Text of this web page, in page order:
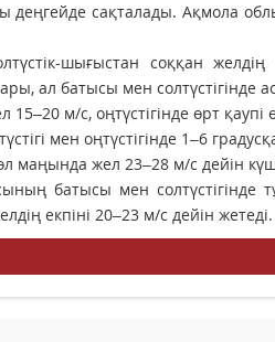
сақталады. Ақмола
шығыстан соққан
ал батысы мен солтүстігінде
м/с, оңтүстігінде өрт
мен оңтүстігінде 1–6
маңында жел 23–28 м/с дейін
батысы мен солтүстігінде
екпіні 20–23 м/с дейін жетеді.